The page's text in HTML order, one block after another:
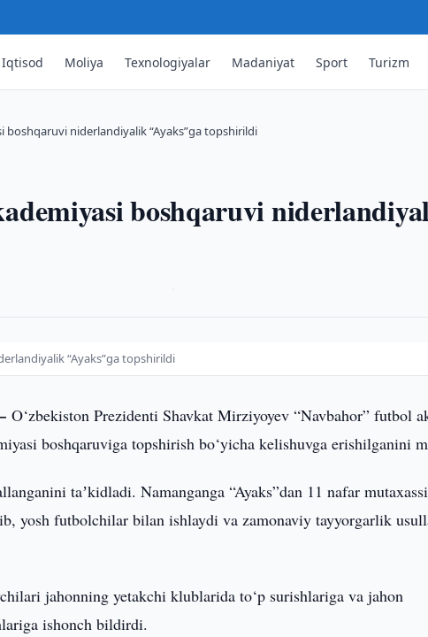
Iqtisod Moliya Texnologiyalar Madaniyat Sport Turizm
boshqaruvi niderlandiyalik “Ayaks”ga topshirildi
boshqaruvi
“Ayaks”ga topshirildi
O‘zbekiston Prezidenti Shavkat Mirziyoyev “Navbahor” futbol
boshqaruviga topshirish bo‘yicha kelishuvga erishilganini
taʼkidladi. Namanganga “Ayaks”dan 11 nafar
yosh futbolchilar bilan ishlaydi va zamonaviy tayyorgarlik
jahonning yetakchi klublarida to‘p surishlariga va jahon
ishonch bildirdi.